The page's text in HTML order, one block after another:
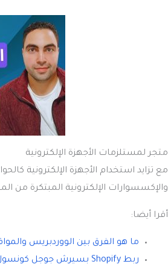
متجر لمستلزمات الأجهزة الإلكترونية
مع تزايد استخدام الأجهزة الإلكترونية
والإكسسوارات الإلكترونية المبتكرة من
أقرا أيضا:
ما هو الفرق بين الووردبريس
ربط Shopify بسيرش جوجل كونسول في 9 خطوات فقط